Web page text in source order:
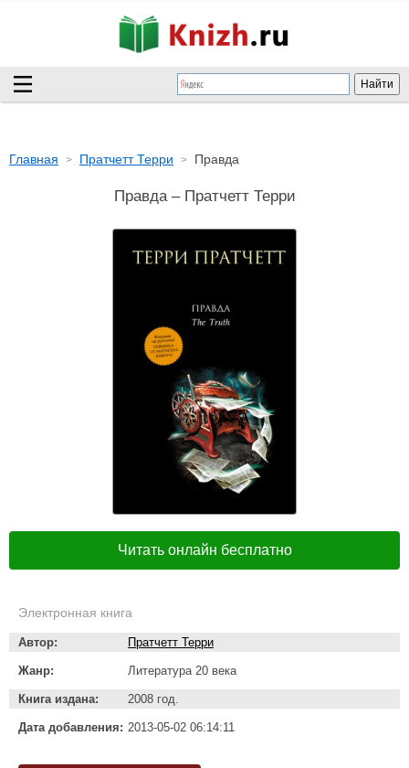
Главная Пратчетт Терри Правда
Правда – Пратчетт Терри
Читать онлайн бесплатно
Электронная книга
Автор: Пратчетт Терри
Жанр: Литература 20 века
Книга издана: 2008 год.
Дата добавления: 2013-05-02 06:14:11